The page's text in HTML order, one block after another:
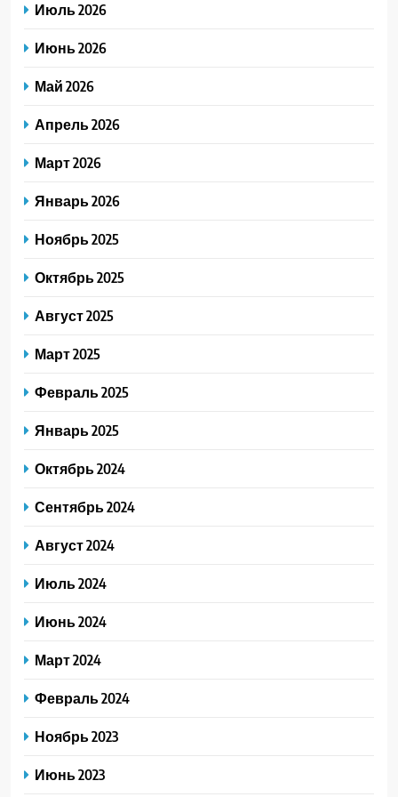
Июль 2026
Июнь 2026
Май 2026
Апрель 2026
Март 2026
Январь 2026
Ноябрь 2025
Октябрь 2025
Август 2025
Март 2025
Февраль 2025
Январь 2025
Октябрь 2024
Сентябрь 2024
Август 2024
Июль 2024
Июнь 2024
Март 2024
Февраль 2024
Ноябрь 2023
Июнь 2023